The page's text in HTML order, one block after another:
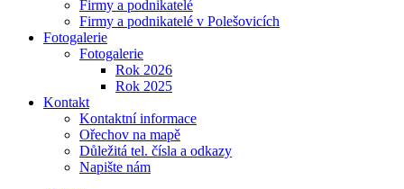
Firmy a podnikatelé
Firmy a podnikatelé v Polešovicích
Fotogalerie
Fotogalerie
Rok 2026
Rok 2025
Kontakt
Kontaktní informace
Ořechov na mapě
Důležitá tel. čísla a odkazy
Napište nám